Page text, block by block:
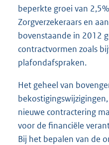
beperkte groei van
Zorgverzekeraars en
bovenstaande in 2012
contractvormen zoals
plafondafspraken.
Het geheel van
nieuwe contractering
voor de financiële
Bij het bepalen van de